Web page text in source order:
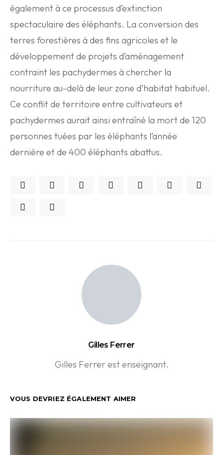
également à ce processus d’extinction
spectaculaire des éléphants. La conversion des
terres forestières à des fins agricoles et le
développement de projets d’aménagement
contraint les pachydermes à chercher la
nourriture au-delà de leur zone d’habitat habituel.
Ce conflit de territoire entre cultivateurs et
pachydermes aurait ainsi entraîné la mort de 120
personnes tuées par les éléphants l’année
dernière et de 400 éléphants abattus.
Gilles Ferrer
Gilles Ferrer est enseignant.
VOUS DEVRIEZ ÉGALEMENT AIMER